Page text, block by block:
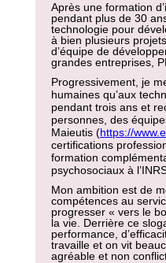
Après une formation
pendant plus de 30
technologie pour
à bien plusieurs
d’équipe de
grandes entreprises,
Progressivement, je
humaines qu’aux
pendant trois ans et
personnes, des
Maieutis (https://
certifications
formation
psychosociaux à
Mon ambition est de
compétences au
progresser « vers le
la vie. Derrière ce
performance,
travaille et on vit
agréable et non